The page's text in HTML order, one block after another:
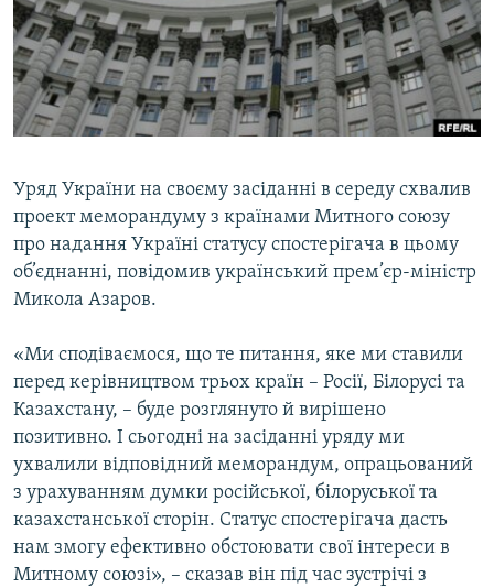
ВІДЕОУРОКИ «ELIFBE»
СВІДЧЕННЯ ОКУПАЦІЇ
УКРАЇНСЬКА ПРОБЛЕМА КРИМУ
ІНФОГРАФІКА
Русский
Qırımtatar
ДОЛУЧАЙСЯ!
Усі сайти RFE/RL
Уряд України на своєму засiданнi в середу схвалив
проект меморандуму з країнами Митного союзу
про надання Українi статусу спостерiгача в цьому
об’єднаннi, повiдомив український прем’єр-мiнiстр
Микола Азаров.
«Ми сподiваємося, що те питання, яке ми ставили
перед керiвництвом трьох країн – Росiї, Бiлорусi та
Казахстану, – буде розглянуто й вирiшено
позитивно. I сьогоднi на засiданнi уряду ми
ухвалили вiдповiдний меморандум, опрацьований
з урахуванням думки росiйської, бiлоруської та
казахстанської сторiн. Статус спостерiгача дасть
нам змогу ефективно обстоювати свої iнтереси в
Митному союзi», – сказав вiн пiд час зустрiчi з